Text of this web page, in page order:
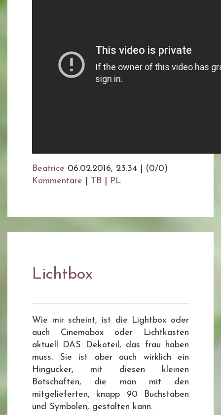
Beatrice 06.02.2016, 23.34
(0/0)
Kommentare
TB PL
Lichtbox
Wie mir scheint, ist die Lightbox oder
auch Cinemabox oder Lichtkasten
aktuell DAS Dekoteil, das frau haben
muss. Sie ist aber auch wirklich ein
Hingucker, mit diesen kleinen
Botschaften, die man mit den
mitgelieferten, knapp 90 Buchstaben
und Symbolen, gestalten kann.